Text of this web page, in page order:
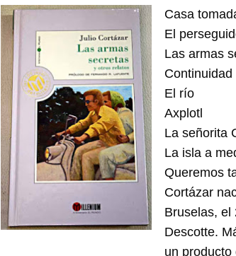
Casa
El
Las armas
El río
Axplotl
La señorita
La isla a
Queremos
Cortázar
Bruselas, el
Descotte.
un